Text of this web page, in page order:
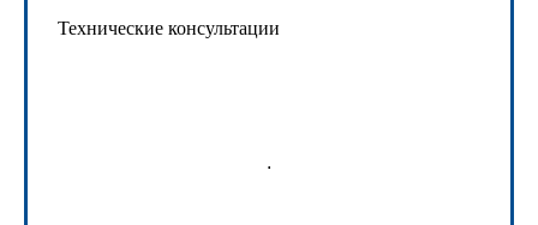
Технические консультации
.